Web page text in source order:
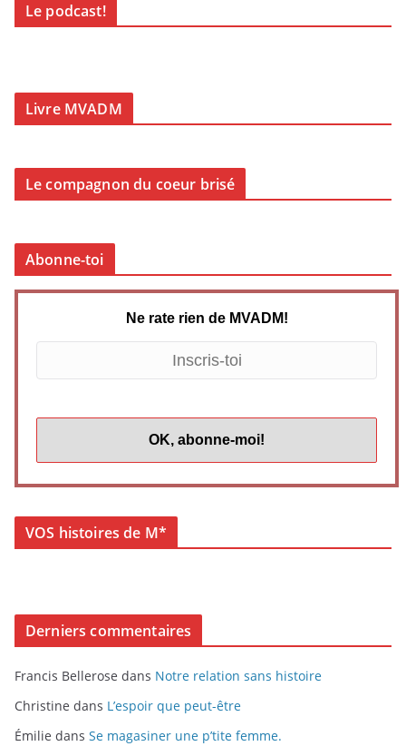
Le podcast!
Livre MVADM
Le compagnon du coeur brisé
Abonne-toi
Ne rate rien de MVADM!
VOS histoires de M*
Derniers commentaires
Francis Bellerose dans Notre relation sans histoire
Christine dans L’espoir que peut-être
Émilie dans Se magasiner une p’tite femme.